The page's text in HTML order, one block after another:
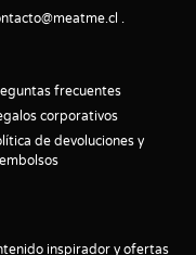
frecuentes
corporativos
de devoluciones y
inspirador y ofertas